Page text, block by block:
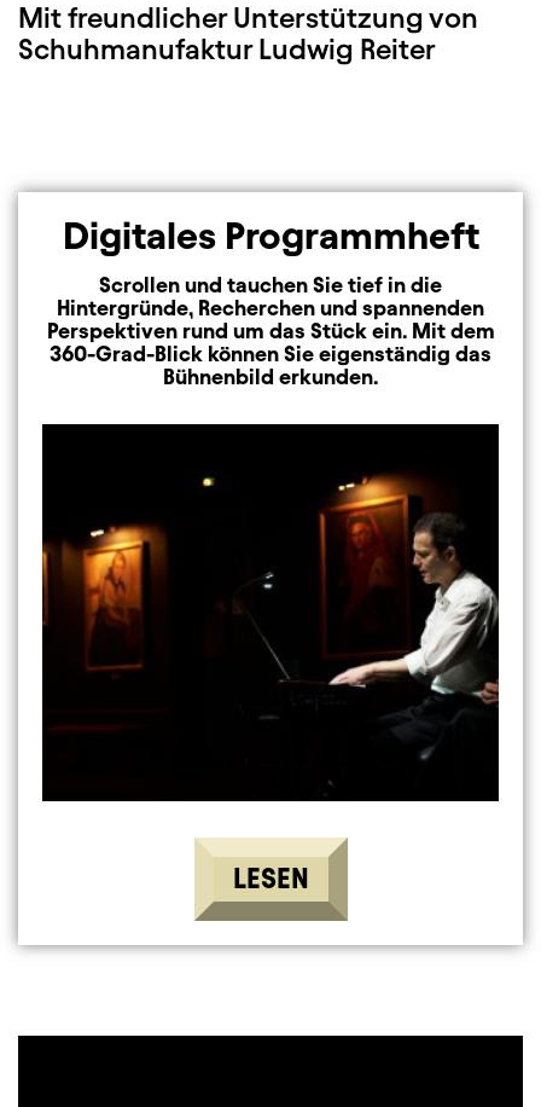
Mit freundlicher Unterstützung von
Schuhmanufaktur Ludwig Reiter
Digitales Programmheft
Scrollen und tauchen Sie tief in die
Hintergründe, Recherchen und spannenden
Perspektiven rund um das Stück ein. Mit dem
360-Grad-Blick können Sie eigenständig das
Bühnenbild erkunden.
LESEN